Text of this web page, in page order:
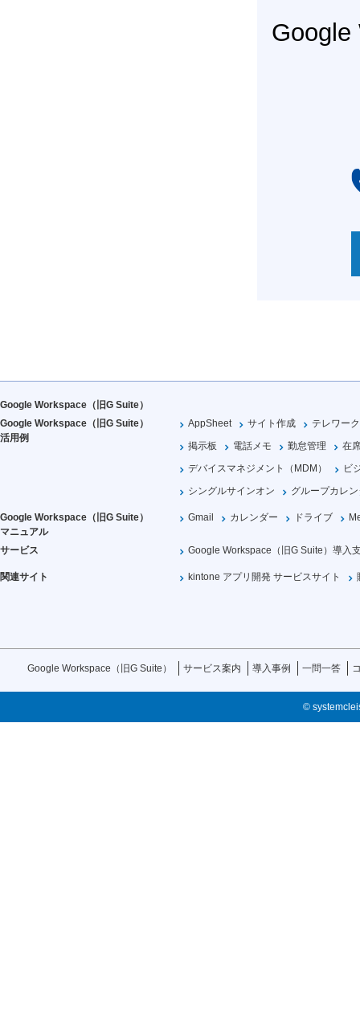
Google
Google Workspace（旧G Suite）
Google Workspace（旧G Suite）
活用例
AppSheet サイト作成
テレワーク
掲示板
電話メモ 勤怠管理
在
デバイスマネジメント（MDM）
ビ
シングルサインオン
グループカレ
Google Workspace（旧G Suite）
マニュアル
Gmail カレンダー ドライブ
サービス Google Workspace（旧G Suite）導入
関連サイト kintone アプリ開発 サービスサイト
Google Workspace（旧G Suite） サービス案内 導入事例 一問一答
©